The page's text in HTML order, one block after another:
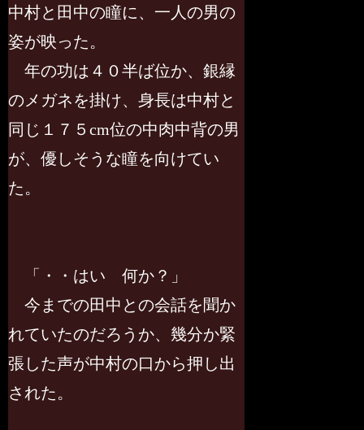
中村と田中の瞳に、一人の男の
姿が映った。
年の功は４０半ば位か、銀縁
のメガネを掛け、身長は中村と
同じ１７５cm位の中肉中背の男
が、優しそうな瞳を向けてい
た。
「・・はい 何か？」
今までの田中との会話を聞か
れていたのだろうか、幾分か緊
張した声が中村の口から押し出
された。